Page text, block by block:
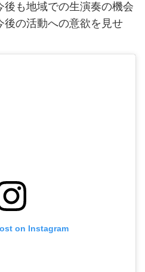
も地域での生演奏の機会
後の活動への意欲を見せ
on Instagram